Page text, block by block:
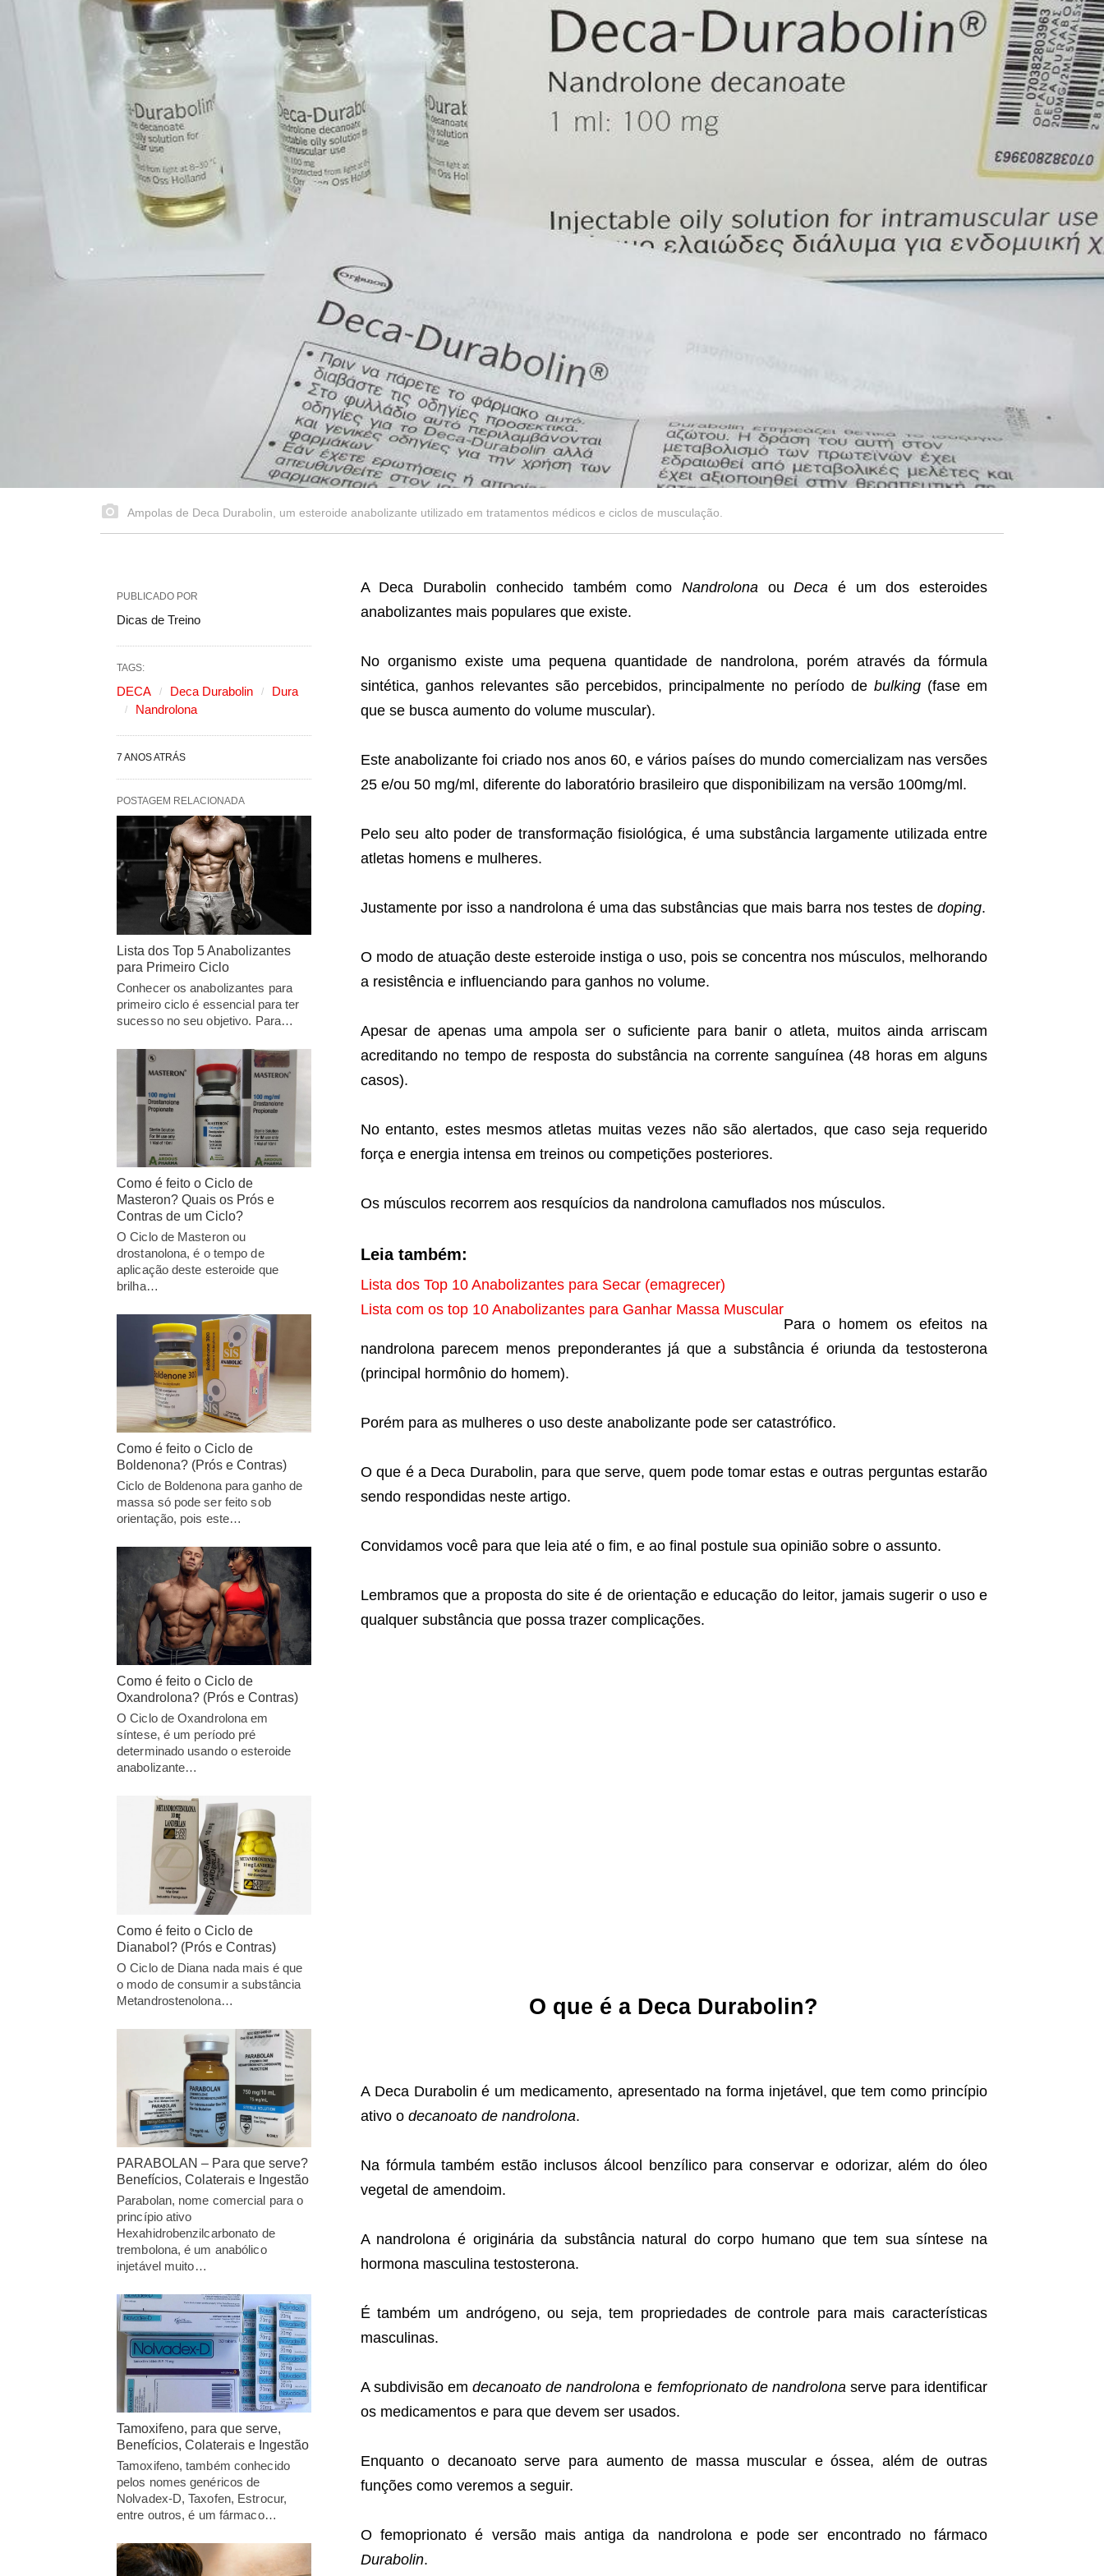
Ampolas de Deca Durabolin, um esteroide anabolizante utilizado em tratamentos médicos e ciclos de musculação.
A Deca Durabolin conhecido também como NandrolonaouDeca é um dos esteroides
anabolizantes mais populares que existe.
No organismo existe uma pequena quantidade de nandrolona, porém através da fórmula
sintética, ganhos relevantes são percebidos, principalmente no período de bulking(fase em
que se busca aumento do volume muscular).
Este anabolizante foi criado nos anos 60, e vários países do mundo comercializam nas versões
25 e/ou 50 mg/ml, diferente do laboratório brasileiro que disponibilizam na versão 100mg/ml.
Pelo seu alto poder de transformação fisiológica, é uma substância largamente utilizada entre
atletas homens e mulheres.
Justamente por isso a nandrolona é uma das substâncias que mais barra nos testes de doping.
O modo de atuação deste esteroide instiga o uso, pois se concentra nos músculos, melhorando
a resistência e influenciando para ganhos no volume.
Apesar de apenas uma ampola ser o suficiente para banir o atleta, muitos ainda arriscam
acreditando no tempo de resposta do substância na corrente sanguínea (48 horas em alguns
casos).
No entanto, estes mesmos atletas muitas vezes não são alertados, que caso seja requerido
força e energia intensa em treinos ou competições posteriores.
Os músculos recorrem aos resquícios da nandrolona camuflados nos músculos.
Leia também:
Lista dos Top 10 Anabolizantes para Secar (emagrecer)
Lista com os top 10 Anabolizantes para Ganhar Massa Muscular
Para o homem os efeitos na
nandrolona parecem menos preponderantes já que a substância é oriunda da testosterona
(principal hormônio do homem).
Porém para as mulheres o uso deste anabolizante pode ser catastrófico.
O que é a Deca Durabolin, para que serve, quem pode tomar estas e outras perguntas estarão
sendo respondidas neste artigo.
Convidamos você para que leia até o fim, e ao final postule sua opinião sobre o assunto.
Lembramos que a proposta do site é de orientação e educação do leitor, jamais sugerir o uso e
qualquer substância que possa trazer complicações.
O que é a Deca Durabolin?
A Deca Durabolin é um medicamento, apresentado na forma injetável, que tem como princípio
ativo o decanoato de nandrolona.
Na fórmula também estão inclusos álcool benzílico para conservar e odorizar, além do óleo
vegetal de amendoim.
A nandrolona é originária da substância natural do corpo humano que tem sua síntese na
hormona masculina testosterona.
É também um andrógeno, ou seja, tem propriedades de controle para mais características
masculinas.
A subdivisão emdecanoato de nandrolona e femfoprionato de nandrolonaserve para identificar
os medicamentos e para que devem ser usados.
Enquanto o decanoato serve para aumento de massa muscular e óssea, além de outras
funções como veremos a seguir.
O femoprionato é versão mais antiga da nandrolona e pode ser encontrado no fármaco
Durabolin.
PUBLICADO POR
Dicas de Treino
TAGS:
DECA Deca Durabolin
Dura
Nandrolona
7 ANOS ATRÁS
POSTAGEM RELACIONADA
Lista dos Top 5 Anabolizantes
para Primeiro Ciclo
Conhecer os anabolizantes para
primeiro ciclo é essencial para ter
sucesso no seu objetivo. Para…
Como é feito o Ciclo de
Masteron? Quais os Prós e
Contras de um Ciclo?
O Ciclo de Masteron ou
drostanolona, é o tempo de
aplicação deste esteroide que
brilha…
Como é feito o Ciclo de
Boldenona? (Prós e Contras)
Ciclo de Boldenona para ganho de
massa só pode ser feito sob
orientação, pois este…
Como é feito o Ciclo de
Oxandrolona? (Prós e Contras)
O Ciclo de Oxandrolona em
síntese, é um período pré
determinado usando o esteroide
anabolizante…
Como é feito o Ciclo de
Dianabol? (Prós e Contras)
O Ciclo de Diana nada mais é que
o modo de consumir a substância
Metandrostenolona…
PARABOLAN – Para que serve?
Benefícios, Colaterais e Ingestão
Parabolan, nome comercial para o
princípio ativo
Hexahidrobenzilcarbonato de
trembolona, é um anabólico
injetável muito…
Tamoxifeno, para que serve,
Benefícios, Colaterais e Ingestão
Tamoxifeno, também conhecido
pelos nomes genéricos de
Nolvadex-D, Taxofen, Estrocur,
entre outros, é um fármaco…